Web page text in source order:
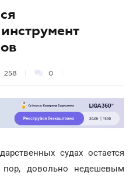
258 0
судах остается
довольно недешевым